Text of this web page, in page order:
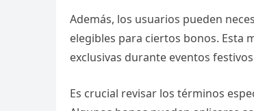
Además, los usuarios pueden
elegibles para ciertos bonos. Esta
exclusivas durante eventos
Es crucial revisar los términos